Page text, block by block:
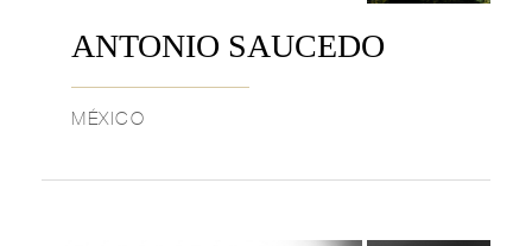
ANTONIO SAUCEDO
MÉXICO